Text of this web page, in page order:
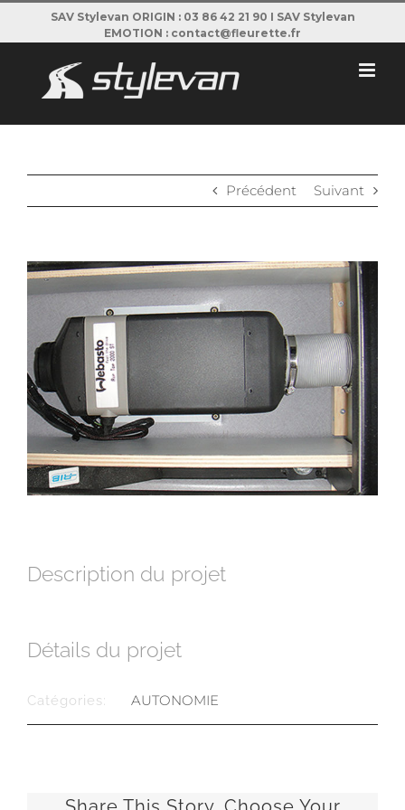
au
contenu
SAV Stylevan ORIGIN : 03 86 42 21 90 I SAV Stylevan
EMOTION : contact@fleurette.fr
Précédent Suivant
View
Larger
Image
Description du projet
Détails du projet
Catégories: AUTONOMIE